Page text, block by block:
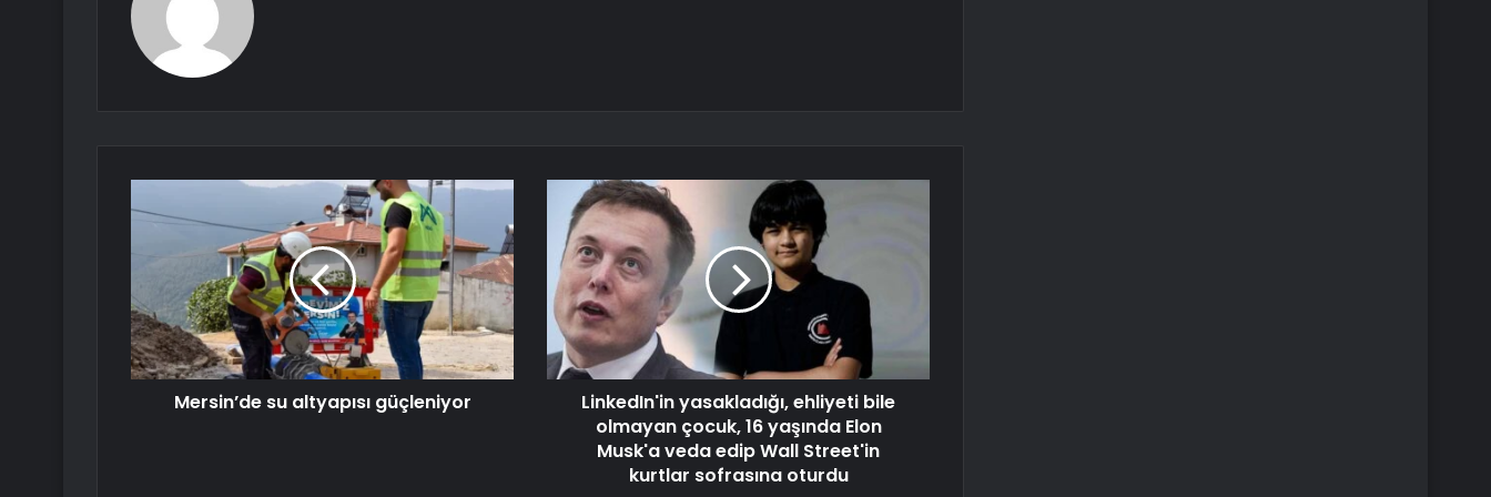
Mersin’de su altyapısı güçleniyor
LinkedIn'in yasakladığı, ehliyeti bile
olmayan çocuk, 16 yaşında Elon
Musk'a veda edip Wall Street'in
kurtlar sofrasına oturdu